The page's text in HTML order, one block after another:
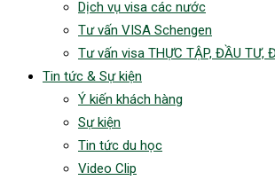
Dịch vụ visa các nước
Tư vấn VISA Schengen
Tư vấn visa THỰC TẬP, ĐẦU TƯ,
Tin tức & Sự kiện
Ý kiến khách hàng
Sự kiện
Tin tức du học
Video Clip